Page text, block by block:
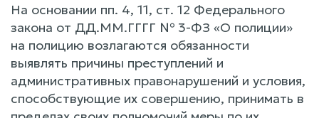
На основании пп. 4, 11, ст. 12 Федерального
закона от ДД.ММ.ГГГГ № 3-ФЗ «О полиции»
на полицию возлагаются обязанности
выявлять причины преступлений и
административных правонарушений и условия,
способствующие их совершению, принимать в